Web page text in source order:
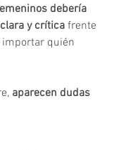
debería
y crítica frente
quién
aparecen dudas